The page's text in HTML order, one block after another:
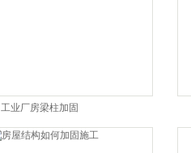
工业厂房梁柱加固